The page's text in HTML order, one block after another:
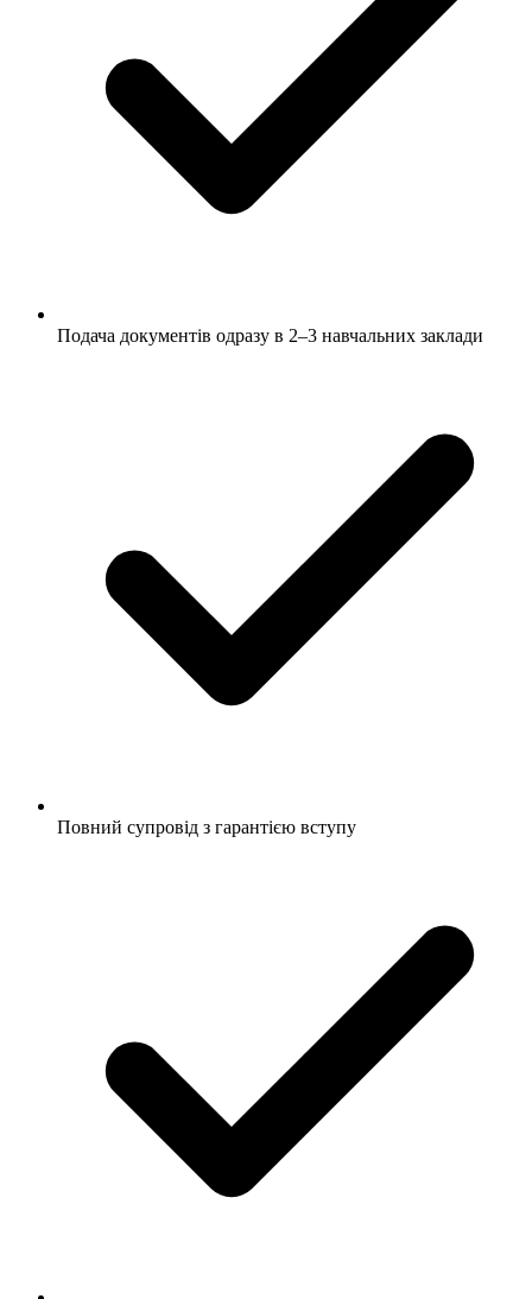
Подача документів одразу в 2–3 навчальних заклади
Повний супровід з гарантією вступу